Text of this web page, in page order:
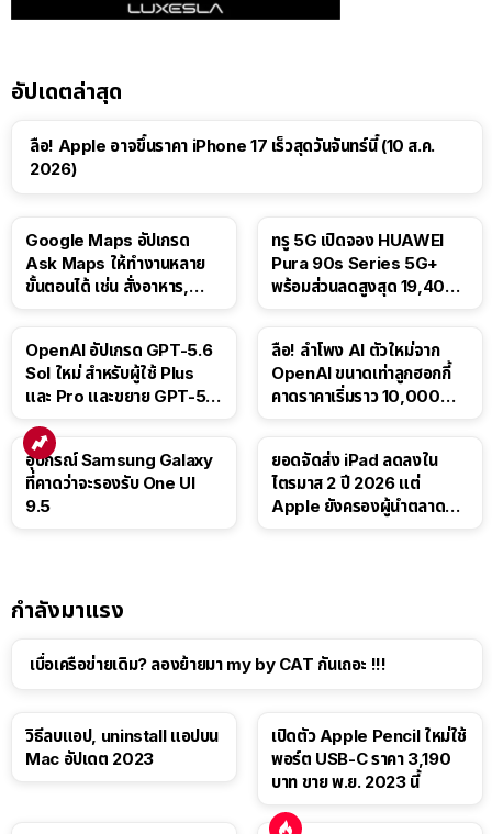
อัปเดตล่าสุด
ลือ! Apple อาจขึ้นราคา iPhone 17 เร็วสุดวันจันทร์นี้ (10 ส.ค.
2026)
Google Maps อัปเกรด
Ask Maps ให้ทำงานหลาย
ขั้นตอนได้ เช่น สั่งอาหาร,
ทรู 5G เปิดจอง HUAWEI
Pura 90s Series 5G+
พร้อมส่วนลดสูงสุด 19,400
OpenAI อัปเกรด GPT-5.6
Sol ใหม่ สำหรับผู้ใช้ Plus
และ Pro และขยาย GPT-5.6
ลือ! ลำโพง AI ตัวใหม่จาก
OpenAI ขนาดเท่าลูกฮอกกี้
คาดราคาเริ่มราว 10,000
อุปกรณ์ Samsung Galaxy
ที่คาดว่าจะรองรับ One UI
9.5
ยอดจัดส่ง iPad ลดลงใน
ไตรมาส 2 ปี 2026 แต่
Apple ยังครองผู้นำตลาด
กำลังมาแรง
เบื่อเครือข่ายเดิม? ลองย้ายมา my by CAT กันเถอะ !!!
วิธีลบแอป, uninstall แอปบน
Mac อัปเดต 2023
เปิดตัว Apple Pencil ใหม่ใช้
พอร์ต USB-C ราคา 3,190
บาท ขาย พ.ย. 2023 นี้